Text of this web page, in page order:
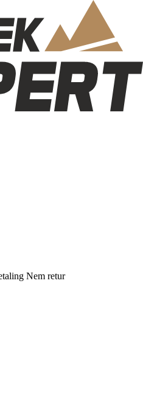
Nem retur